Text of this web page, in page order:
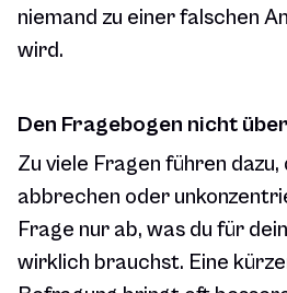
niemand zu einer falschen
wird.
Den Fragebogen nicht
Zu viele Fragen führen dazu,
abbrechen oder
Frage nur ab, was du für
wirklich brauchst. Eine